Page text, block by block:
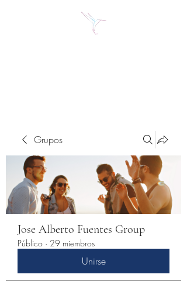
Grupos
Jose Alberto Fuentes Group
Público · 29 miembros
Unirse